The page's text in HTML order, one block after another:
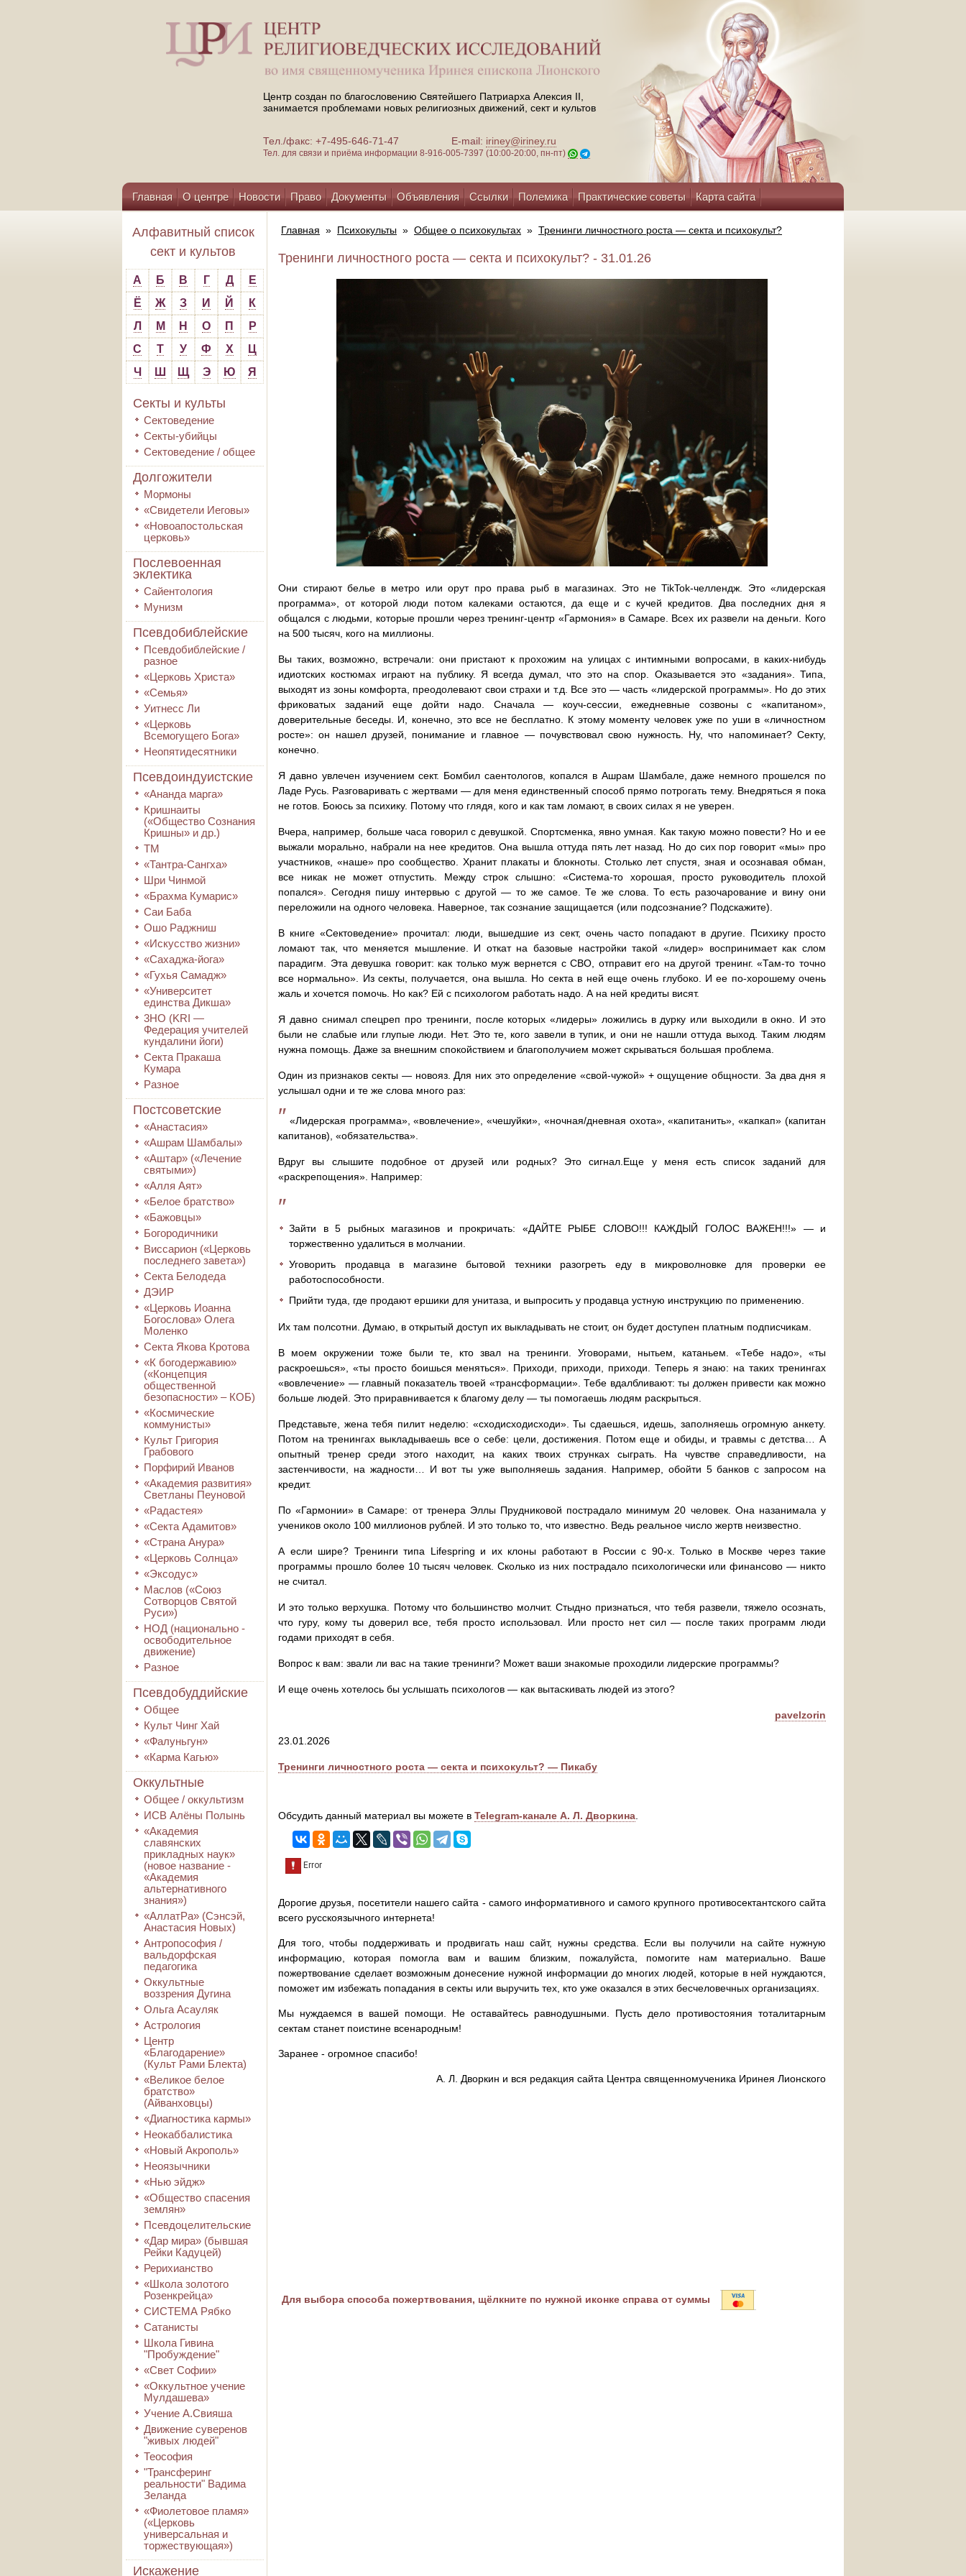
Центр создан по благословению Святейшего Патриарха Алексия II,
занимается проблемами новых религиозных движений, сект и культов
Тел./факс: +7-495-646-71-47 E-mail: iriney@iriney.ru
Тел. для связи и приёма информации 8-916-005-7397 (10:00-20:00, пн-пт)
Главная О центре Новости Право Документы Объявления Ссылки Полемика Практические советы Карта сайта
Помощь центру
Алфавитный список
сект и культов
А Б В Г Д
Е
Ё
Ж З И Й
К
Л
М Н О П
Р
С
Т У Ф Х
Ц
Ч
Ш Щ Э Ю Я
Секты и культы
Сектоведение
Секты-убийцы
Сектоведение / общее
Долгожители
Мормоны
«Свидетели Иеговы»
«Новоапостольская
церковь»
Послевоенная
эклектика
Сайентология
Мунизм
Псевдобиблейские
Псевдобиблейские /
разное
«Церковь Христа»
«Семья»
Уитнесс Ли
«Церковь
Всемогущего Бога»
Неопятидесятники
Псевдоиндуистские
«Ананда марга»
Кришнаиты
(«Общество Сознания
Кришны» и др.)
ТМ
«Тантра-Сангха»
Шри Чинмой
«Брахма Кумарис»
Саи Баба
Ошо Раджниш
«Искусство жизни»
«Сахаджа-йога»
«Гухья Самадж»
«Университет
единства Дикша»
3HO (KRI ―
Федерация учителей
кундалини йоги)
Секта Пракаша
Кумара
Разное
Постсоветские
«Анастасия»
«Ашрам Шамбалы»
«Аштар» («Лечение
святыми»)
«Алля Аят»
«Белое братство»
«Бажовцы»
Богородичники
Виссарион («Церковь
последнего завета»)
Секта Белодеда
ДЭИР
«Церковь Иоанна
Богослова» Олега
Моленко
Секта Якова Кротова
«К богодержавию»
(«Концепция
общественной
безопасности» – КОБ)
«Космические
коммунисты»
Культ Григория
Грабового
Порфирий Иванов
«Академия развития»
Светланы Пеуновой
«Радастея»
«Секта Адамитов»
«Страна Анура»
«Церковь Солнца»
«Эксодус»
Маслов («Союз
Сотворцов Святой
Руси»)
НОД (национально -
освободительное
движение)
Разное
Псевдобуддийские
Общее
Культ Чинг Хай
«Фалуньгун»
«Карма Кагью»
Оккультные
Общее / оккультизм
ИСВ Алёны Полынь
«Академия
славянских
прикладных наук»
(новое название -
«Академия
альтернативного
знания»)
«АллатРа» (Сэнсэй,
Анастасия Новых)
Антропософия /
вальдорфская
педагогика
Оккультные
воззрения Дугина
Ольга Асауляк
Астрология
Центр
«Благодарение»
(Культ Рами Блекта)
«Великое белое
братство»
(Айванховцы)
«Диагностика кармы»
Неокаббалистика
«Новый Акрополь»
Неоязычники
«Нью эйдж»
«Общество спасения
землян»
Псевдоцелительские
«Дар мира» (бывшая
Рейки Кадуцей)
Рерихианство
«Школа золотого
Розенкрейца»
СИСТЕМА Рябко
Сатанисты
Школа Гивина
"Пробуждение"
«Свет Софии»
«Оккультное учение
Мулдашева»
Учение А.Свияша
Движение суверенов
"живых людей"
Теософия
"Трансферинг
реальности" Вадима
Зеланда
«Фиолетовое пламя»
(«Церковь
универсальная и
торжествующая»)
Искажение
Главная » Психокульты » Общее о психокультах » Тренинги личностного роста — секта и психокульт?⁠
Тренинги личностного роста — секта и психокульт?⁠ - 31.01.26
Они стирают белье в метро или орут про права рыб в магазинах. Это не TikTok-челлендж. Это «лидерская
программа», от которой люди потом калеками остаются, да еще и с кучей кредитов. Два последних дня я
общался с людьми, которые прошли через тренинг-центр «Гармония» в Самаре. Всех их развели на деньги. Кого
на 500 тысяч, кого на миллионы.
Вы таких, возможно, встречали: они пристают к прохожим на улицах с интимными вопросами, в каких-нибудь
идиотских костюмах играют на публику. Я всегда думал, что это на спор. Оказывается это «задания». Типа,
выходят из зоны комфорта, преодолевают свои страхи и т.д. Все это — часть «лидерской программы». Но до этих
фриковатых заданий еще дойти надо. Сначала — коуч-сессии, ежедневные созвоны с «капитаном»,
доверительные беседы. И, конечно, это все не бесплатно. К этому моменту человек уже по уши в «личностном
росте»: он нашел друзей, понимание и главное — почувствовал свою нужность. Ну, что напоминает? Секту,
конечно.
Я давно увлечен изучением сект. Бомбил саентологов, копался в Ашрам Шамбале, даже немного прошелся по
Ладе Русь. Разговаривать с жертвами — для меня единственный способ прямо потрогать тему. Внедряться я пока
не готов. Боюсь за психику. Потому что глядя, кого и как там ломают, в своих силах я не уверен.
Вчера, например, больше часа говорил с девушкой. Спортсменка, явно умная. Как такую можно повести? Но и ее
выжали морально, набрали на нее кредитов. Она вышла оттуда пять лет назад. Но до сих пор говорит «мы» про
участников, «наше» про сообщество. Хранит плакаты и блокноты. Столько лет спустя, зная и осознавая обман,
все никак не может отпустить. Между строк слышно: «Система-то хорошая, просто руководитель плохой
попался». Сегодня пишу интервью с другой — то же самое. Те же слова. То есть разочарование и вину они
переложили на одного человека. Наверное, так сознание защищается (или подсознание? Подскажите).
В книге «Сектоведение» прочитал: люди, вышедшие из сект, очень часто попадают в другие. Психику просто
ломают так, что меняется мышление. И откат на базовые настройки такой «лидер» воспринимает как слом
парадигм. Эта девушка говорит: как только муж вернется с СВО, отправит его на другой тренинг. «Там-то точно
все нормально». Из секты, получается, она вышла. Но секта в ней еще очень глубоко. И ее по-хорошему очень
жаль и хочется помочь. Но как? Ей с психологом работать надо. А на ней кредиты висят.
Я давно снимал спецреп про тренинги, после которых «лидеры» ложились в дурку или выходили в окно. И это
были не слабые или глупые люди. Нет. Это те, кого завели в тупик, и они не нашли оттуда выход. Таким людям
нужна помощь. Даже за внешним спокойствием и благополучием может скрываться большая проблема.
Один из признаков секты — новояз. Для них это определение «свой-чужой» + ощущение общности. За два дня я
услышал одни и те же слова много раз:
″ «Лидерская программа», «вовлечение», «чешуйки», «ночная/дневная охота», «капитанить», «капкап» (капитан
капитанов), «обязательства».
Вдруг вы слышите подобное от друзей или родных? Это сигнал.Еще у меня есть список заданий для
«раскрепощения». Например:
″
Зайти в 5 рыбных магазинов и прокричать: «ДАЙТЕ РЫБЕ СЛОВО!!! КАЖДЫЙ ГОЛОС ВАЖЕН!!!» — и
торжественно удалиться в молчании.
Уговорить продавца в магазине бытовой техники разогреть еду в микроволновке для проверки ее
работоспособности.
Прийти туда, где продают ершики для унитаза, и выпросить у продавца устную инструкцию по применению.
Их там полсотни. Думаю, в открытый доступ их выкладывать не стоит, он будет доступен платным подписчикам.
В моем окружении тоже были те, кто звал на тренинги. Уговорами, нытьем, катаньем. «Тебе надо», «ты
раскроешься», «ты просто боишься меняться». Приходи, приходи, приходи. Теперь я знаю: на таких тренингах
«вовлечение» — главный показатель твоей «трансформации». Тебе вдалбливают: ты должен привести как можно
больше людей. Это приравнивается к благому делу — ты помогаешь людям раскрыться.
Представьте, жена тебя пилит неделю: «сходисходисходи». Ты сдаешься, идешь, заполняешь огромную анкету.
Потом на тренингах выкладываешь все о себе: цели, достижения. Потом еще и обиды, и травмы с детства… А
опытный тренер среди этого находит, на каких твоих струнках сыграть. На чувстве справедливости, на
застенчивости, на жадности… И вот ты уже выполняешь задания. Например, обойти 5 банков с запросом на
кредит.
По «Гармонии» в Самаре: от тренера Эллы Прудниковой пострадало минимум 20 человек. Она назанимала у
учеников около 100 миллионов рублей. И это только то, что известно. Ведь реальное число жертв неизвестно.
А если шире? Тренинги типа Lifespring и их клоны работают в России с 90-х. Только в Москве через такие
программы прошло более 10 тысяч человек. Сколько из них пострадало психологически или финансово — никто
не считал.
И это только верхушка. Потому что большинство молчит. Стыдно признаться, что тебя развели, тяжело осознать,
что гуру, кому ты доверил все, тебя просто использовал. Или просто нет сил — после таких программ люди
годами приходят в себя.
Вопрос к вам: звали ли вас на такие тренинги? Может ваши знакомые проходили лидерские программы?
И еще очень хотелось бы услышать психологов — как вытаскивать людей из этого?
pavelzorin
23.01.2026
Тренинги личностного роста — секта и психокульт? — Пикабу
Обсудить данный материал вы можете в Telegram-канале А. Л. Дворкина
Дорогие друзья, посетители нашего сайта - самого информативного и самого крупного противосектантского сайта
всего русскоязычного интернета!
Для того, чтобы поддерживать и продвигать наш сайт, нужны средства. Если вы получили на сайте нужную
информацию, которая помогла вам и вашим близким, пожалуйста, помогите нам материально. Ваше
пожертвование сделает возможным донесение нужной информации до многих людей, которые в ней нуждаются,
поможет им избежать попадания в секты или выручить тех, кто уже оказался в этих бесчеловечных организациях.
Мы нуждаемся в вашей помощи. Не оставайтесь равнодушными. Пусть дело противостояния тоталитарным
сектам станет поистине всенародным!
Заранее - огромное спасибо!
А. Л. Дворкин и вся редакция сайта Центра священномученика Иринея Лионского
Для выбора способа пожертвования, щёлкните по нужной иконке справа от суммы